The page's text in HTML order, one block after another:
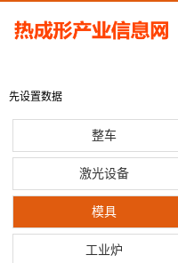
先设置数据
整车
激光设备
模具
工业炉